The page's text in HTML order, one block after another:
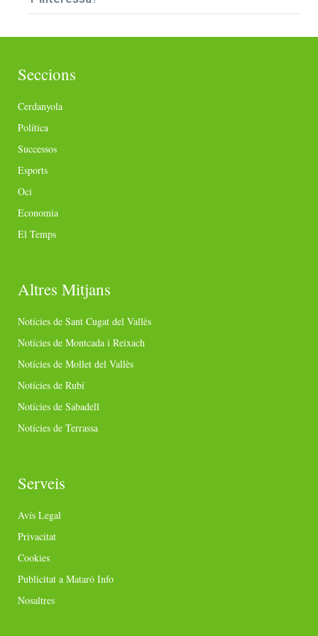
Seccions
Cerdanyola
Política
Successos
Esports
Oci
Economia
El Temps
Altres Mitjans
Notícies de Sant Cugat del Vallès
Notícies de Montcada i Reixach
Notícies de Mollet del Vallès
Notícies de Rubí
Notícies de Sabadell
Notícies de Terrassa
Serveis
Avís Legal
Privacitat
Cookies
Publicitat a Mataró Info
Nosaltres